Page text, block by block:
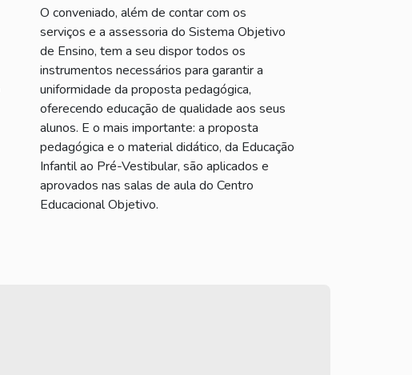
O conveniado, além de contar com os
serviços e a assessoria do Sistema Objetivo
de Ensino, tem a seu dispor todos os
instrumentos necessários para garantir a
uniformidade da proposta pedagógica,
oferecendo educação de qualidade aos seus
alunos. E o mais importante: a proposta
pedagógica e o material didático, da Educação
Infantil ao Pré-Vestibular, são aplicados e
aprovados nas salas de aula do Centro
Educacional Objetivo.